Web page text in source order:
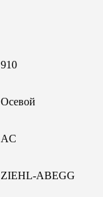
910
Осевой
AC
ZIEHL-ABEGG